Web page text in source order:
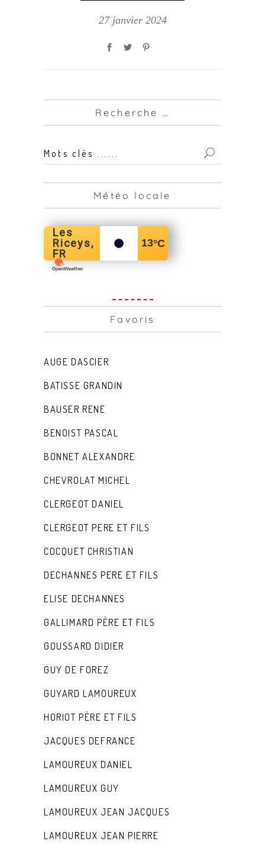
27 janvier 2024
Recherche …
Mots
clés
...
Météo locale
Les
Riceys,
FR
13°C
Favoris
AUGE DASCIER
BATISSE GRANDIN
BAUSER RENE
BENOIST PASCAL
BONNET ALEXANDRE
CHEVROLAT MICHEL
CLERGEOT DANIEL
CLERGEOT PERE ET FILS
COCQUET CHRISTIAN
DECHANNES PERE ET FILS
ELISE DECHANNES
GALLIMARD PÈRE ET FILS
GOUSSARD DIDIER
GUY DE FOREZ
GUYARD LAMOUREUX
HORIOT PÈRE ET FILS
JACQUES DEFRANCE
LAMOUREUX DANIEL
LAMOUREUX GUY
LAMOUREUX JEAN JACQUES
LAMOUREUX JEAN PIERRE